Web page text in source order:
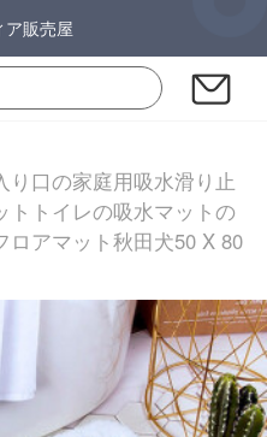
ア販売屋
口の家庭用吸水滑り止
トトイレの吸水マットの
ロアマット秋田犬50 X 80